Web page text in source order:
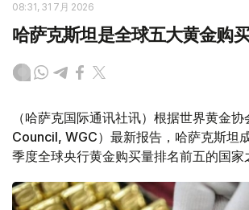
08:31, 31 7月 2026
哈萨克斯坦是全球五大黄金购
（哈萨克国际通讯社讯）根据世界黄金
Council, WGC）最新报告，哈萨克斯坦
季度全球央行黄金购买量排名前五的国家